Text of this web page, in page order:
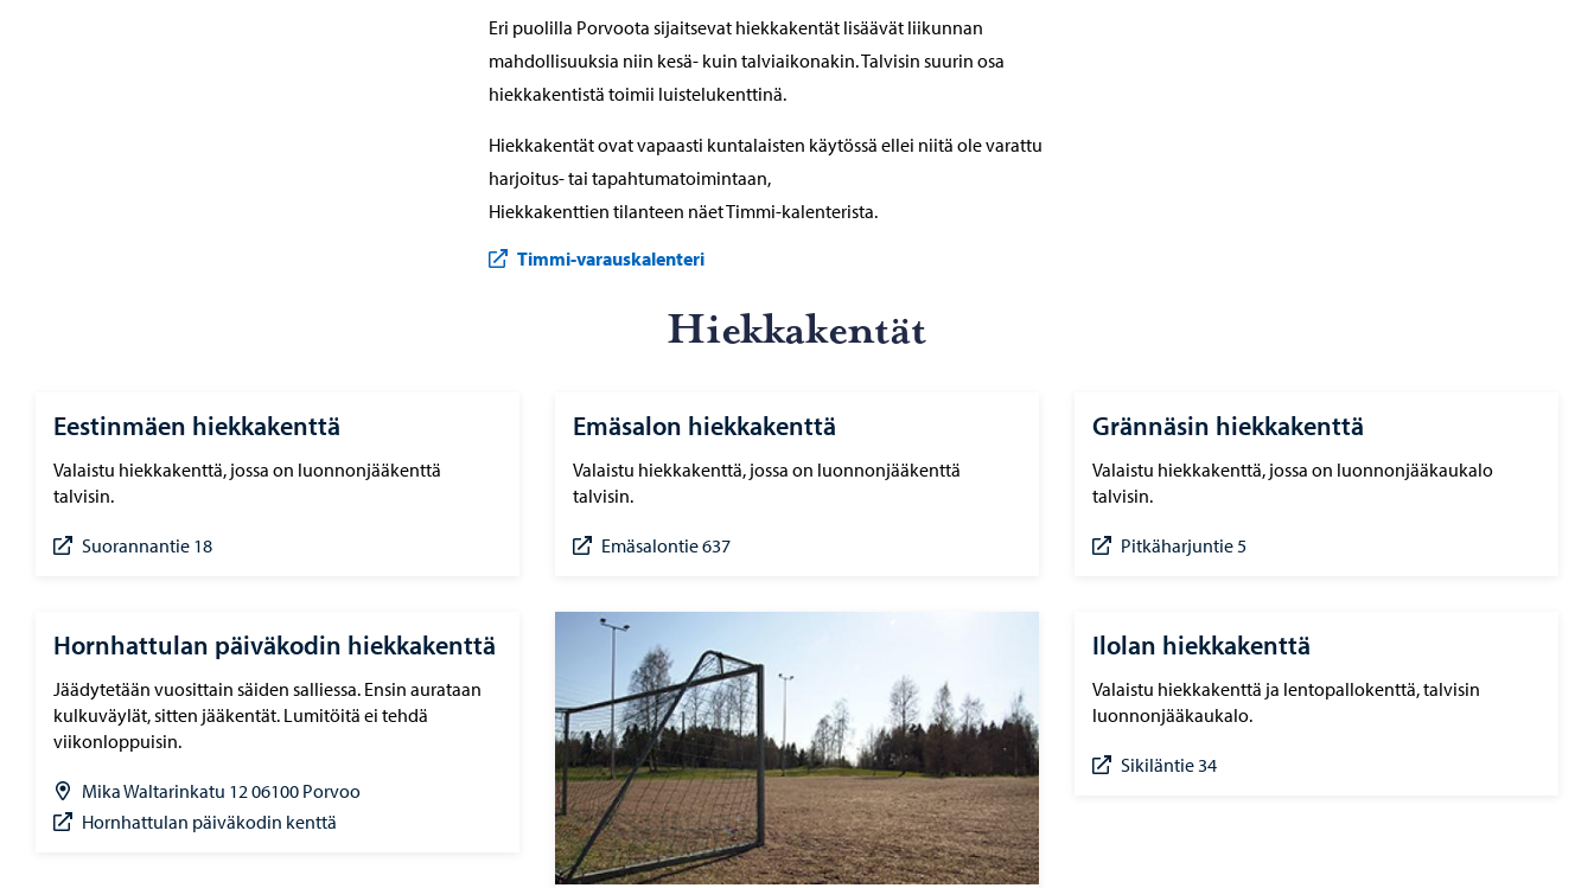
Eri puolilla Porvoota sijaitsevat hiekkakentät lisäävät liikunnan
mahdollisuuksia niin kesä- kuin talviaikonakin. Talvisin suurin osa
hiekkakentistä toimii luistelukenttinä.
Hiekkakentät ovat vapaasti kuntalaisten käytössä ellei niitä ole varattu
harjoitus- tai tapahtumatoimintaan,
Hiekkakenttien tilanteen näet Timmi-kalenterista.
Timmi-varauskalenteri
Hiek­ka­ken­tät
Eestinmäen hiekkakenttä
Valaistu hiekkakenttä, jossa on luonnonjääkenttä
talvisin.
Suorannantie 18
Emäsalon hiekkakenttä
Valaistu hiekkakenttä, jossa on luonnonjääkenttä
talvisin.
Emäsalontie 637
Grännäsin hiekkakenttä
Valaistu hiekkakenttä, jossa on luonnonjääkaukalo
talvisin.
Pitkäharjuntie 5
Hornhattulan päiväkodin hiekkakenttä
Jäädytetään vuosittain säiden salliessa. Ensin aurataan
kulkuväylät, sitten jääkentät. Lumitöitä ei tehdä
viikonloppuisin.
Mika Waltarinkatu 12 06100 Porvoo
Hornhattulan päiväkodin kenttä
Ilolan hiekkakenttä
Valaistu hiekkakenttä ja lentopallokenttä, talvisin
luonnonjääkaukalo.
Sikiläntie 34